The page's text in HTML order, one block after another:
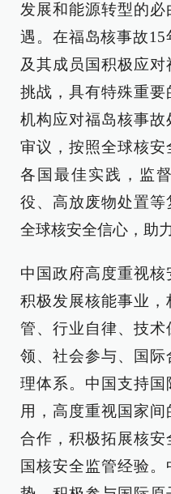
发展和能源转型的
遇。在福岛核事故
及其成员国积极应
挑战，具有特殊重
机构应对福岛核事故
审议，按照全球核安
各国最佳实践，监
役、高放废物处置
全球核安全信心，助
中国政府高度重视
积极发展核能事业
管、行业自律、技术
领、社会参与、国
理体系。中国支持
用，高度重视国家
合作，积极拓展核安
国核安全监管经验